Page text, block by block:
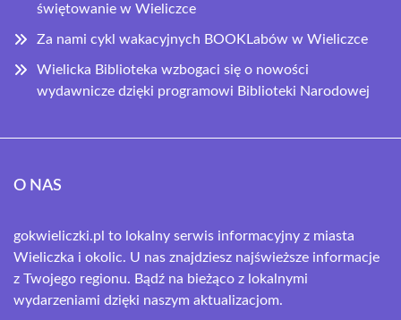
świętowanie w Wieliczce
Za nami cykl wakacyjnych BOOKLabów w Wieliczce
Wielicka Biblioteka wzbogaci się o nowości
wydawnicze dzięki programowi Biblioteki Narodowej
O NAS
gokwieliczki.pl to lokalny serwis informacyjny z miasta
Wieliczka i okolic. U nas znajdziesz najświeższe informacje
z Twojego regionu. Bądź na bieżąco z lokalnymi
wydarzeniami dzięki naszym aktualizacjom.